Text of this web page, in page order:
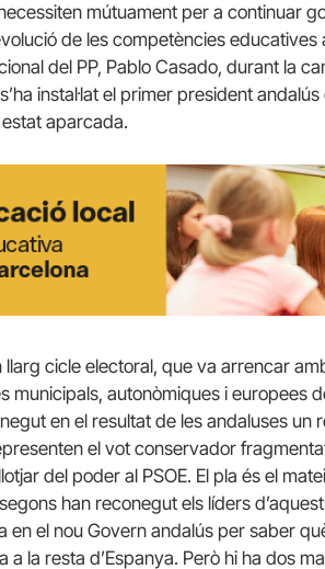
mútuament per a continuar
de les competències educatives
del PP, Pablo Casado, durant la
instal·lat el primer president
aparcada.
cicle electoral, que va arrencar
municipals, autonòmiques i europees
en el resultat de les andaluses un
el vot conservador
del poder al PSOE. El pla és el
han reconegut els líders
en el nou Govern andalús per saber
a la resta d’Espanya. Però hi ha dos